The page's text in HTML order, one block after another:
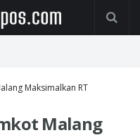
Maksimalkan RT
Malang